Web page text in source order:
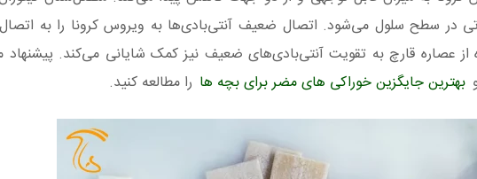
در سطح سلول می‌شود. اتصال ضعیف آنتی‌بادی‌ها به ویروس کرونا را به
عصاره قارچ به تقویت آنتی‌بادی‌های ضعیف نیز کمک شایانی می‌کند. پیشنهاد
بهترین جایگزین خوراکی های مضر برای بچه ها را مطالعه کنید.